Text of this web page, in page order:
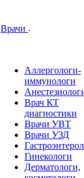
Врачи
Аллергологи-
иммунологи
Врач КТ
диагностики
Врачи УВТ
Врачи УЗД
Гинекологи
Дерматологи,